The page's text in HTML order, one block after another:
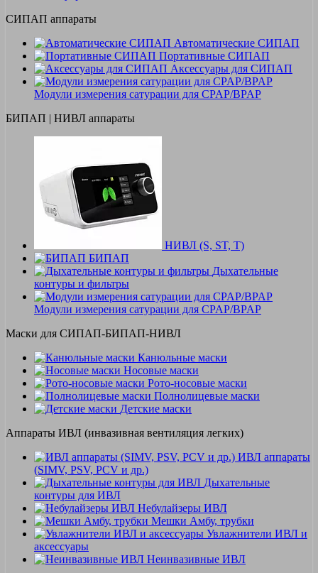
СИПАП аппараты
Автоматические СИПАП
Портативные СИПАП
Аксессуары для СИПАП
Модули измерения сатурации для CPAP/BPAP
БИПАП | НИВЛ аппараты
НИВЛ (S, ST, T)
БИПАП
Дыхательные
контуры и фильтры
Модули измерения сатурации для CPAP/BPAP
Маски для СИПАП-БИПАП-НИВЛ
Канюльные маски
Носовые маски
Рото-носовые маски
Полнолицевые маски
Детские маски
Аппараты ИВЛ (инвазивная вентиляция легких)
ИВЛ аппараты
(SIMV, PSV, PCV и др.)
Дыхательные
контуры для ИВЛ
Небулайзеры ИВЛ
Мешки Амбу, трубки
Увлажнители ИВЛ и
аксессуары
Неинвазивные ИВЛ